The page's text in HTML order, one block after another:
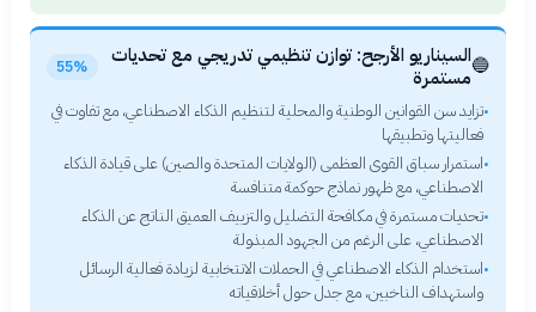
🔵السيناريو الأرجح: توازن تنظيمي تدريجي مع تحديات
مستمرة
55%
•تزايد سن القوانين الوطنية والمحلية لتنظيم الذكاء الاصطناعي، مع تفاوت في
فعاليتها وتطبيقها
•استمرار سباق القوى العظمى (الولايات المتحدة والصين) على قيادة الذكاء
الاصطناعي، مع ظهور نماذج حوكمة متنافسة
•تحديات مستمرة في مكافحة التضليل والتزييف العميق الناتج عن الذكاء
الاصطناعي، على الرغم من الجهود المبذولة
•استخدام الذكاء الاصطناعي في الحملات الانتخابية لزيادة فعالية الرسائل
واستهداف الناخبين، مع جدل حول أخلاقياته